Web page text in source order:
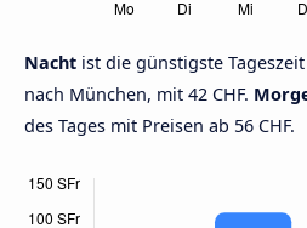
Nacht ist die günstigste
nach München, mit 42 CHF.
des Tages mit Preisen ab 56 CHF.